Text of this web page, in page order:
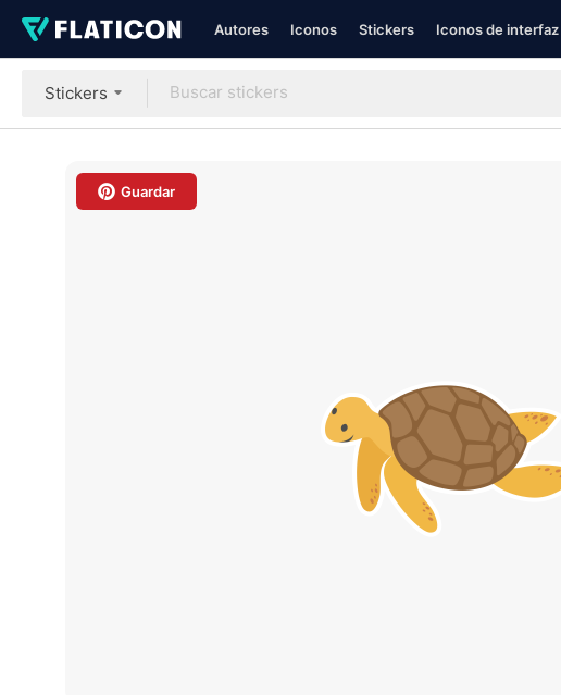
Autores Iconos Stickers Iconos de interfaz
Stickers
Guardar